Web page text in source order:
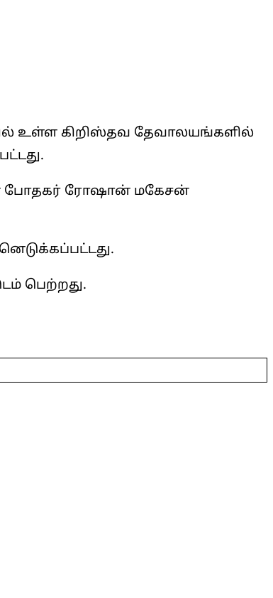
உள்ள கிறிஸ்தவ தேவாலயங்களில்
போதகர் ரோஷான் மகேசன்
பெற்றது.